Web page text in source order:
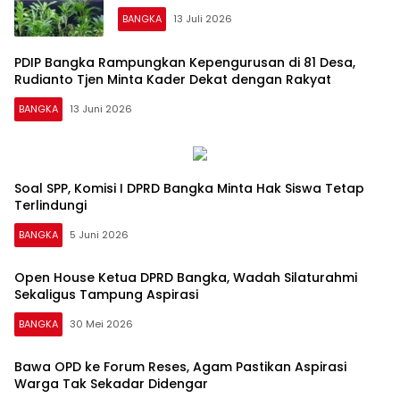
BANGKA 13 Juli 2026
PDIP Bangka Rampungkan Kepengurusan di 81 Desa,
Rudianto Tjen Minta Kader Dekat dengan Rakyat
BANGKA 13 Juni 2026
Soal SPP, Komisi I DPRD Bangka Minta Hak Siswa Tetap
Terlindungi
BANGKA 5 Juni 2026
Open House Ketua DPRD Bangka, Wadah Silaturahmi
Sekaligus Tampung Aspirasi
BANGKA 30 Mei 2026
Bawa OPD ke Forum Reses, Agam Pastikan Aspirasi
Warga Tak Sekadar Didengar